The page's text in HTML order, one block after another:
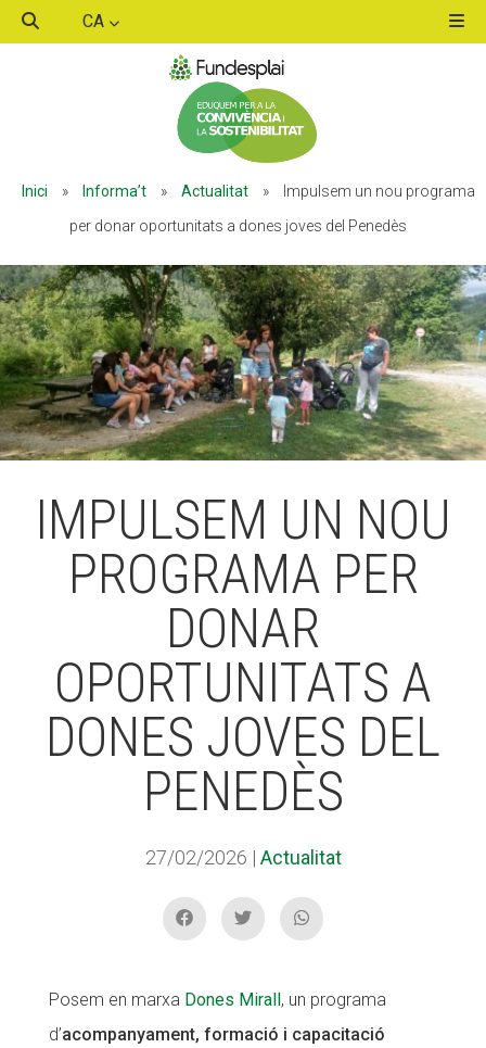
CA
Inici » Informa’t » Actualitat »
Impulsem un nou programa
per donar oportunitats a dones joves del Penedès
IMPULSEM UN NOU
PROGRAMA PER
DONAR
OPORTUNITATS A
DONES JOVES DEL
PENEDÈS
27/02/2026 | Actualitat
Posem en marxa Dones Mirall, un programa
d’acompanyament, formació i capacitació
ACTIVITATS D'ESTIU
MÓN ESCOLAR
ALBERG CENTRE ESPLAI
FORMACIÓ
ACCIÓ SOCIAL I JOVES
ESPLAIS
SUPORT TERCER SECTOR
CONEIX FUNDESPLAI